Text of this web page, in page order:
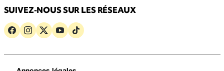
SUIVEZ-NOUS SUR LES RÉSEAUX